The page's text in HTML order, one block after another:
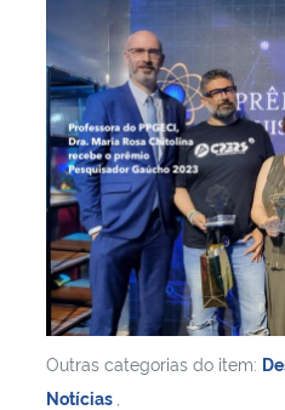
Outras categorias do item:
Notícias